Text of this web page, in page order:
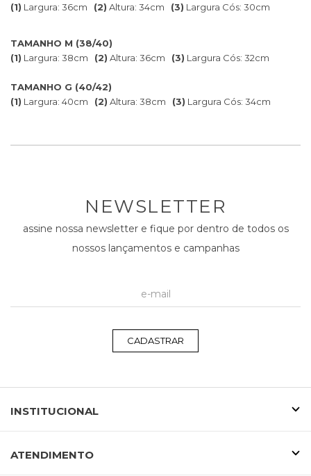
(1) Largura: 36cm (2) Altura: 34cm (3) Largura Cós: 30cm
TAMANHO M (38/40)
(1) Largura: 38cm (2) Altura: 36cm (3) Largura Cós: 32cm
TAMANHO G (40/42)
(1) Largura: 40cm (2) Altura: 38cm (3) Largura Cós: 34cm
NEWSLETTER
assine nossa newsletter e fique por dentro de todos os
nossos lançamentos e campanhas
CADASTRAR
INSTITUCIONAL
ATENDIMENTO